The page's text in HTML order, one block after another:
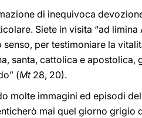
di inequivoca
Siete in visita “ad
per testimoniare la
santa, cattolica e apostolica,
(Mt28, 20).
molte immagini ed episodi
mai quel giorno grigio